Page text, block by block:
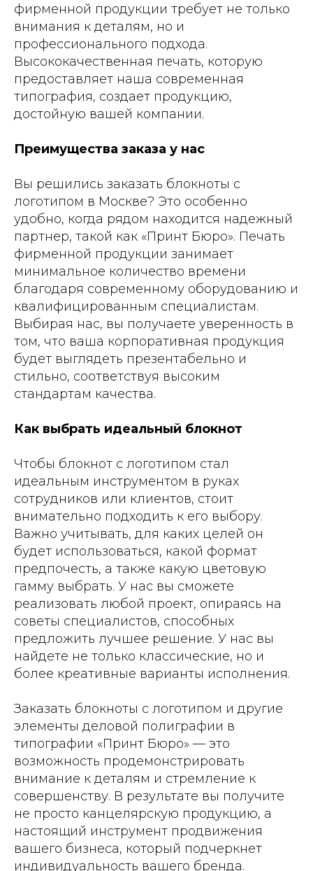
фирменной продукции требует не только
внимания к деталям, но и
профессионального подхода.
Высококачественная печать, которую
предоставляет наша современная
типография, создает продукцию,
достойную вашей компании.
Преимущества заказа у нас
Вы решились заказать блокноты с
логотипом в Москве? Это особенно
удобно, когда рядом находится надежный
партнер, такой как «Принт Бюро». Печать
фирменной продукции занимает
минимальное количество времени
благодаря современному оборудованию и
квалифицированным специалистам.
Выбирая нас, вы получаете уверенность в
том, что ваша корпоративная продукция
будет выглядеть презентабельно и
стильно, соответствуя высоким
стандартам качества.
Как выбрать идеальный блокнот
Чтобы блокнот с логотипом стал
идеальным инструментом в руках
сотрудников или клиентов, стоит
внимательно подходить к его выбору.
Важно учитывать, для каких целей он
будет использоваться, какой формат
предпочесть, а также какую цветовую
гамму выбрать. У нас вы сможете
реализовать любой проект, опираясь на
советы специалистов, способных
предложить лучшее решение. У нас вы
найдете не только классические, но и
более креативные варианты исполнения.
Заказать блокноты с логотипом и другие
элементы деловой полиграфии в
типографии «Принт Бюро» — это
возможность продемонстрировать
внимание к деталям и стремление к
совершенству. В результате вы получите
не просто канцелярскую продукцию, а
настоящий инструмент продвижения
вашего бизнеса, который подчеркнет
индивидуальность вашего бренда.